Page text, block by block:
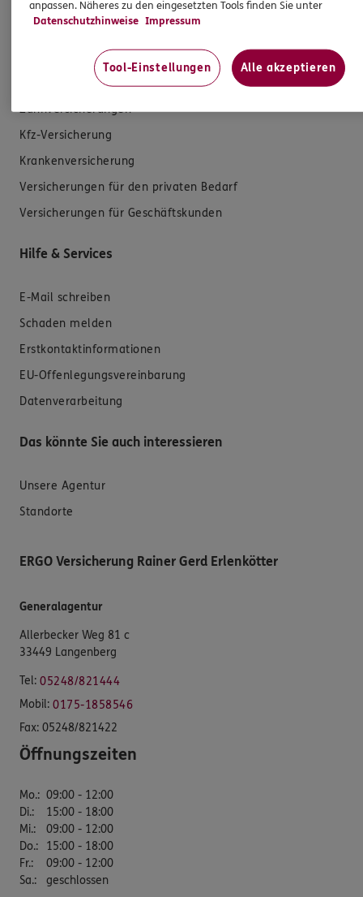
Zahnversicherungen
Kfz-Versicherung
Krankenversicherung
Versicherungen für den privaten Bedarf
Versicherungen für Geschäftskunden
Hilfe & Services
E-Mail schreiben
Schaden melden
Erstkontaktinformationen
EU-Offenlegungsvereinbarung
Datenverarbeitung
Das könnte Sie auch interessieren
Unsere Agentur
Standorte
ERGO Versicherung Rainer Gerd Erlenkötter
Generalagentur
Allerbecker Weg 81 c
33449 Langenberg
Tel: 05248/821444
Mobil: 0175-1858546
Fax: 05248/821422
Öffnungszeiten
Mo.: 09:00 - 12:00
Di.:
15:00 - 18:00
Mi.:
09:00 - 12:00
Do.:
15:00 - 18:00
Fr.:
09:00 - 12:00
Sa.: geschlossen
anpassen. Näheres zu den eingesetzten Tools finden Sie unter
Datenschutzhinweise Impressum
Tool-Einstellungen Alle akzeptieren